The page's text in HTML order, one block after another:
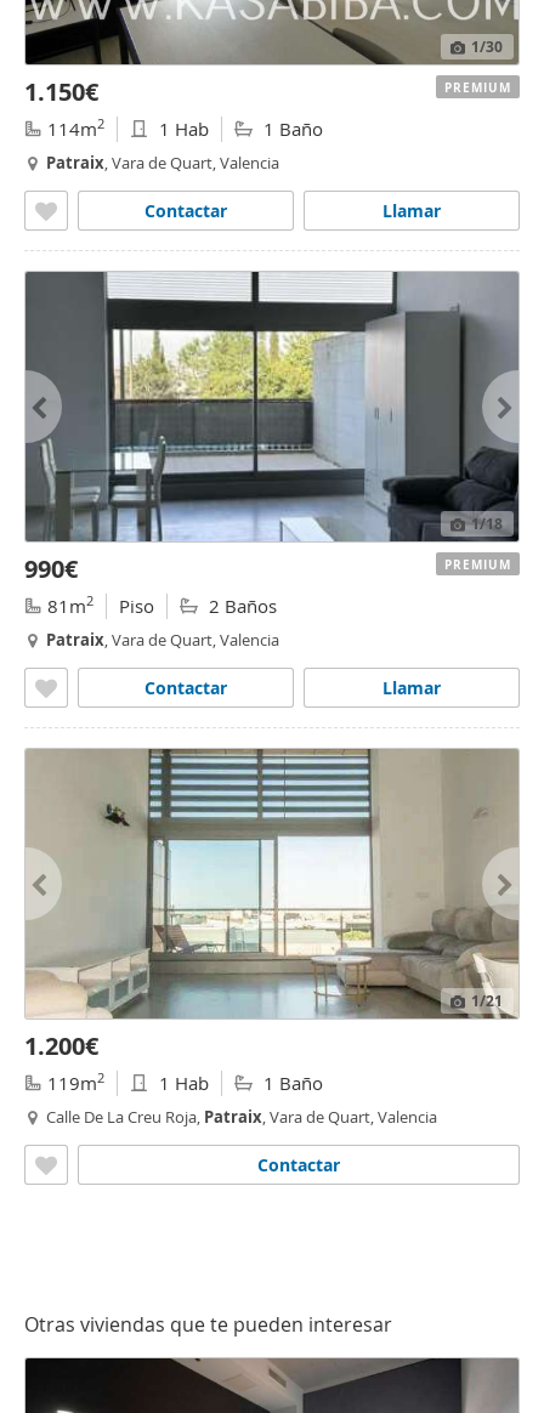
1/30
1.150€
114m2 1 Hab 1 Baño
Patraix, Vara de Quart, Valencia
Llamar
Contactar
PREMIUM
1/18
990€
81m2 Piso 2 Baños
Patraix, Vara de Quart, Valencia
Llamar
Contactar
PREMIUM
1/21
1.200€
119m2 1 Hab 1 Baño
Calle De La Creu Roja, Patraix, Vara de Quart, Valencia
Contactar
Otras viviendas que te pueden interesar